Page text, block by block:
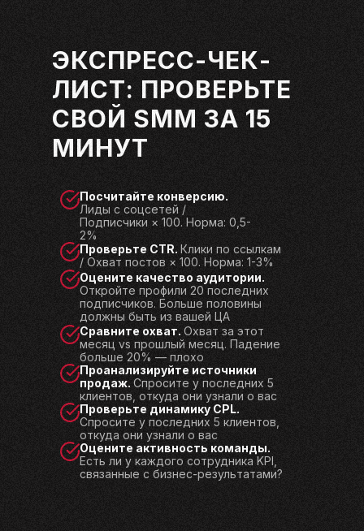
ЭКСПРЕСС-ЧЕК-
ЛИСТ: ПРОВЕРЬТЕ
СВОЙ SMM ЗА 15
МИНУТ
Посчитайте конверсию.
Лиды с соцсетей /
Подписчики × 100. Норма: 0,5-
2%
Проверьте CTR. Клики по ссылкам
/ Охват постов × 100. Норма: 1-3%
Оцените качество аудитории.
Откройте профили 20 последних
подписчиков. Больше половины
должны быть из вашей ЦА
Сравните охват. Охват за этот
месяц vs прошлый месяц. Падение
больше 20% — плохо
Проанализируйте источники
продаж. Спросите у последних 5
клиентов, откуда они узнали о вас
Проверьте динамику CPL.
Спросите у последних 5 клиентов,
откуда они узнали о вас
Оцените активность команды.
Есть ли у каждого сотрудника KPI,
связанные с бизнес-результатами?